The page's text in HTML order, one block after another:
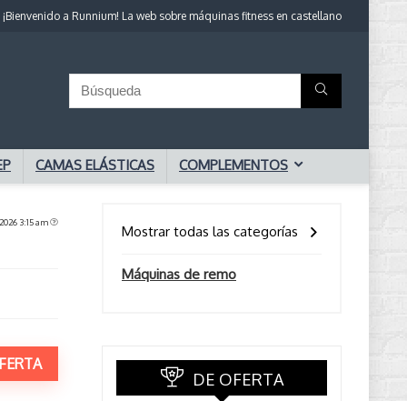
¡Bienvenido a Runnium! La web sobre máquinas fitness en castellano
CAMAS ELÁSTICAS COMPLEMENTOS
3:15 am
Mostrar todas las categorías
Máquinas de remo
DE OFERTA